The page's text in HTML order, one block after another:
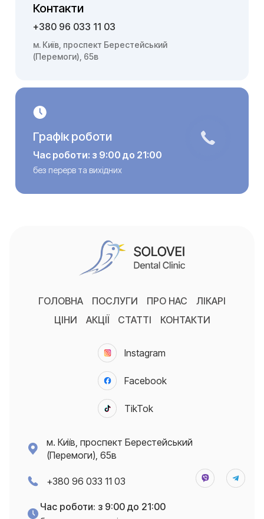
Контакти
+380 96 033 11 03
м. Київ, проспект Берестейський
(Перемоги), 65в
Графік роботи
Час роботи: з 9:00 до 21:00
без перерв та вихідних
ГОЛОВНА ПОСЛУГИ ПРО НАС
ЛІКАРІ
ЦІНИ
АКЦІЇ СТАТТІ КОНТАКТИ
Instagram
Facebook
TikTok
м. Київ, проспект Берестейський
(Перемоги), 65в
+380 96 033 11 03
Час роботи: з 9:00 до 21:00